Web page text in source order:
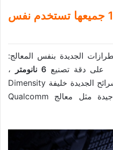
سلسلة ريـدمي نـوت 12 جميعها تستخدم نفس
على دقة تصنيع6 نانومتر
،
، تعتبر هذه الشرائح الجديدة خليفة Dimensity
920 للعام الماضي ، وتبدو جيدة مثل معالج Qualcomm